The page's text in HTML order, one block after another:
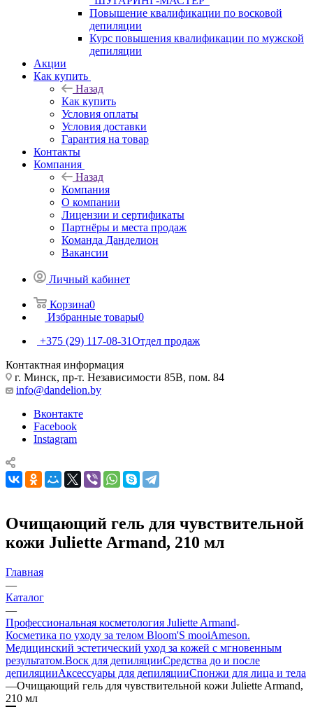
Повышение квалификации по восковой
депиляции
Курс повышения квалификации по мужской
депиляции
Акции
Как купить
Назад
Как купить
Условия оплаты
Условия доставки
Гарантия на товар
Контакты
Компания
Назад
Компания
О компании
Лицензии и сертификаты
Партнёры и места продаж
Команда Данделион
Вакансии
Личный кабинет
Корзина0
Избранные товары0
+375 (29) 117-08-31Отдел продаж
Контактная информация
г. Минск, пр-т. Независимости 85В, пом. 84
info@dandelion.by
Вконтакте
Facebook
Instagram
Очищающий гель для чувствительной
кожи Juliette Armand, 210 мл
Главная
—
Каталог
—
Профессиональная косметология Juliette Armand
Косметика по уходу за телом Bloom'S mooiAmeson.
Медицинский эстетический уход за кожей с мгновенным
результатом.Воск для депиляцииСредства до и после
депиляцииАксессуары для депиляцииСпонжи для лица и тела
—Очищающий гель для чувствительной кожи Juliette Armand,
210 мл